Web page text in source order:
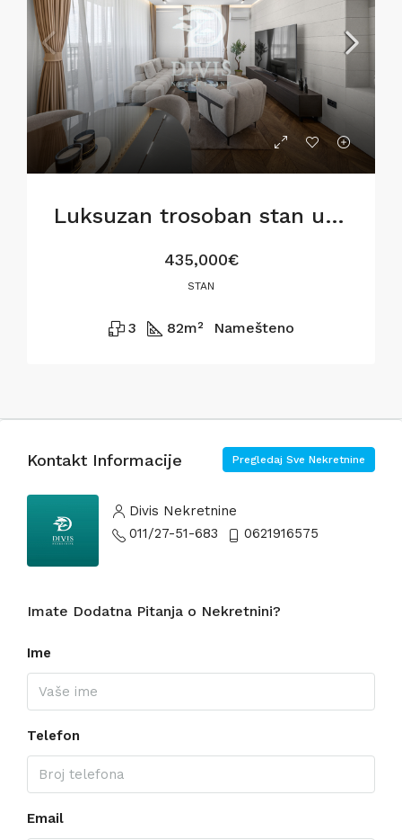
Luksuzan trosoban stan u BW Metropolitan,82m2
435,000€
STAN
3 82m² Namešteno
Kontakt Informacije Pregledaj Sve Nekretnine
Divis Nekretnine
011/27-51-683
0621916575
Imate Dodatna Pitanja o Nekretnini?
Ime
Telefon
Email